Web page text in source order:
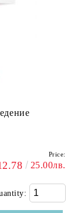
Price:
25.00лв.